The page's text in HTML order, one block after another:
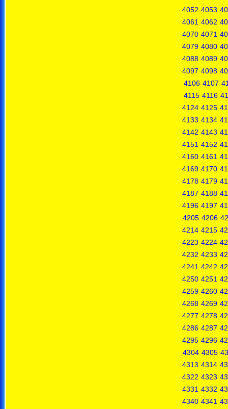
4052 4053
4061 4062
4070 4071
4079 4080
4088 4089
4097 4098
4106 4107
4115 4116
4124 4125
4133 4134
4142 4143
4151 4152
4160 4161
4169 4170
4178 4179
4187 4188
4196 4197
4205 4206
4214 4215
4223 4224
4232 4233
4241 4242
4250 4251
4259 4260
4268 4269
4277 4278
4286 4287
4295 4296
4304 4305
4313 4314
4322 4323
4331 4332
4340 4341